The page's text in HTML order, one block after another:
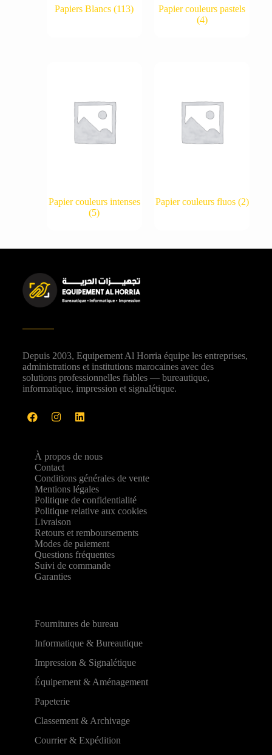
Papiers Blancs(113)
Papier couleurs pastels
(4)
Papier couleurs intenses
(5)
Papier couleurs fluos (2)
Depuis 2003, Equipement Al Horria équipe les entreprises,
administrations et institutions marocaines avec des
solutions professionnelles fiables — bureautique,
informatique, impression et signalétique.
À propos de nous
Contact
Conditions générales de vente
Mentions légales
Politique de confidentialité
Politique relative aux cookies
Livraison
Retours et remboursements
Modes de paiement
Questions fréquentes
Suivi de commande
Garanties
Fournitures de bureau
Informatique & Bureautique
Impression & Signalétique
Équipement & Aménagement
Papeterie
Classement & Archivage
Courrier & Expédition